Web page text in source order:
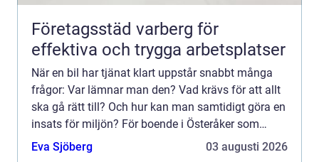
Företagsstäd varberg för
effektiva och trygga arbetsplatser
När en bil har tjänat klart uppstår snabbt många
frågor: Var lämnar man den? Vad krävs för att allt
ska gå rätt till? Och hur kan man samtidigt göra en
insats för miljön? För boende i Österåker som
söker bilskrot Åkersberga handlar valet ofta om att
Eva Sjöberg 03 augusti 2026